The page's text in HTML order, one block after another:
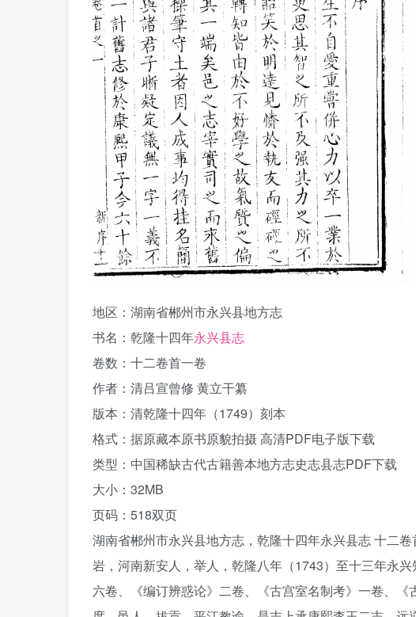
地区：湖南省郴州市永兴县地方志
书名：乾隆十四年永兴县志
卷数：十二卷首一卷
作者：清吕宣曾修 黄立干纂
版本：清乾隆十四年（1749）刻本
格式：据原藏本原书原貌拍摄 高清PDF电子版下载
类型：中国稀缺古代古籍善本地方志史志县志PDF下载
大小：32MB
页码：518双页
湖南省郴州市永兴县地方志，乾隆十四年永兴县志 十二
岩，河南新安人，举人，乾隆八年（1743）至十三年永
六卷、《编订辨惑论》二卷、《古宫室名制考》一卷、